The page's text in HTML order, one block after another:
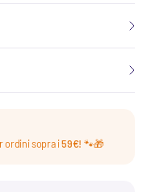
ordini sopra i59€! 🐾🎁